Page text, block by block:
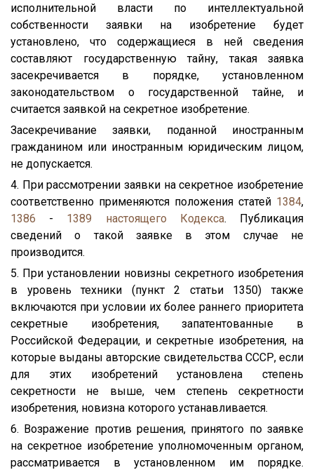
исполнительной власти по интеллектуальной
собственности заявки на изобретение будет
установлено, что содержащиеся в ней сведения
составляют государственную тайну, такая заявка
засекречивается в порядке, установленном
законодательством о государственной тайне, и
считается заявкой на секретное изобретение.
Засекречивание заявки, поданной иностранным
гражданином или иностранным юридическим лицом,
не допускается.
4. При рассмотрении заявки на секретное изобретение
соответственно применяются положения статей 1384,
1386 - 1389 настоящего Кодекса. Публикация
сведений о такой заявке в этом случае не
производится.
5. При установлении новизны секретного изобретения
в уровень техники (пункт 2 статьи 1350) также
включаются при условии их более раннего приоритета
секретные изобретения, запатентованные в
Российской Федерации, и секретные изобретения, на
которые выданы авторские свидетельства СССР, если
для этих изобретений установлена степень
секретности не выше, чем степень секретности
изобретения, новизна которого устанавливается.
6. Возражение против решения, принятого по заявке
на секретное изобретение уполномоченным органом,
рассматривается в установленном им порядке.